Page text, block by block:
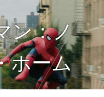
ン：ノ
ホーム